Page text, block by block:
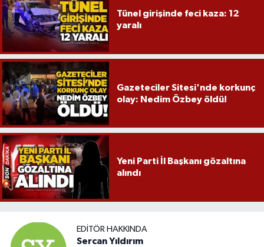
Tünel girişinde feci kaza: 12
yaralı
Gazeteciler Sitesi'nde korkunç
olay: Nedim Özbey öldü!
Yeni Parti İl Başkanı gözaltına
alındı
EDITÖR HAKKINDA
Sercan Yıldırım